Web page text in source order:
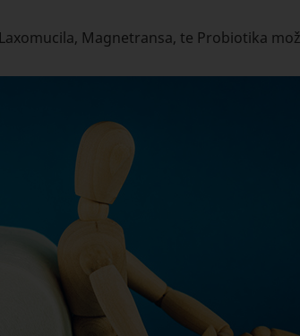
Magnetransa, te Probiotika